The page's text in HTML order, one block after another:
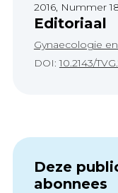
2016, Nummer
Editoriaal
Gynaecologie
DOI:10.2143/
Deze
abonnees